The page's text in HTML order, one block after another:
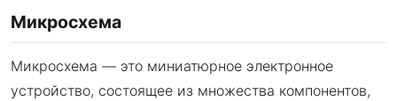
Микросхема
Микросхема — это миниатюрное электронное
устройство, состоящее из множества компонентов,